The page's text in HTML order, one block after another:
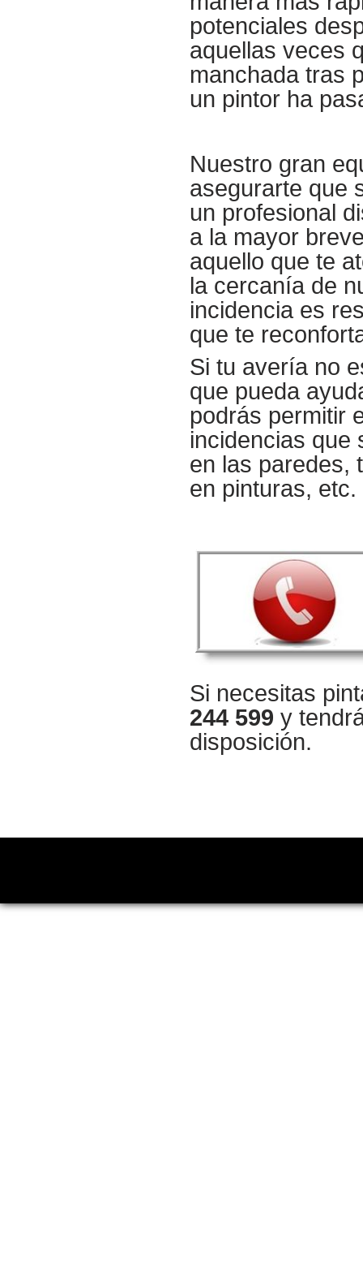
potenciales
aquellas veces
manchada tras
un pintor ha
Nuestro gran
asegurarte que
un profesional
a la mayor
aquello que te
la cercanía de
incidencia es
que te
Si tu avería no
que pueda
podrás permitir
incidencias que
en las paredes,
en pinturas, etc.
Si necesitas
244 599 y
disposición.